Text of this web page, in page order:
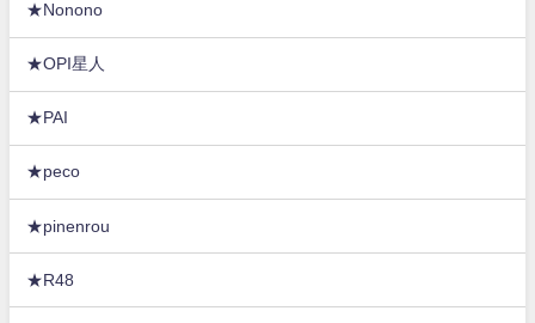
★Nonono
★OPI星人
★PAI
★peco
★pinenrou
★R48